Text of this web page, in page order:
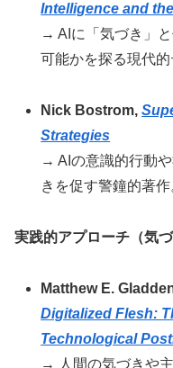
Intelligence and
→ AIに「気づき」
可能かを探る現代的
Nick Bostrom,
Strategies
→ AIの意識的行動
きを促す警鐘的著作
実践的アプローチ（気づ
Matthew E.
Digitalized Flesh:
Technological
→ 人間の気づきや